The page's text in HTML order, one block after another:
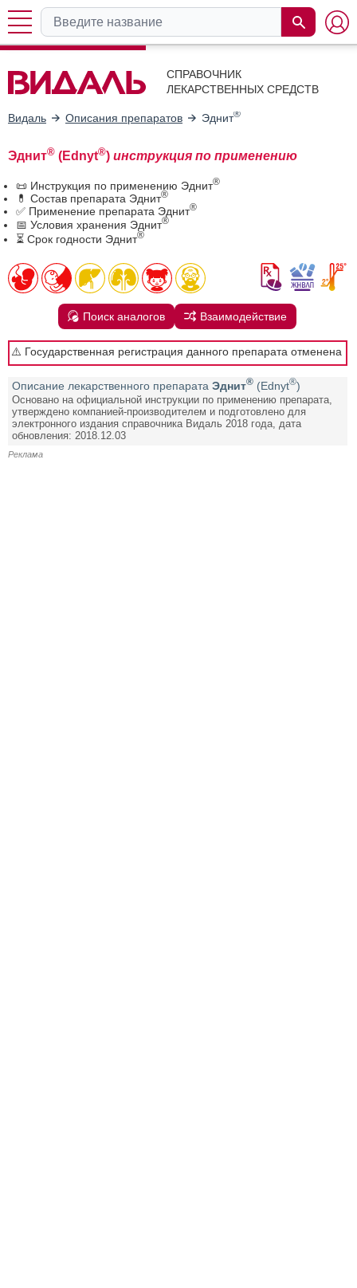
СПРАВОЧНИК
ЛЕКАРСТВЕННЫХ СРЕДСТВ
Видаль Описания препаратов Эднит®
Эднит® (Ednyt®) инструкция по применению
📜 Инструкция по применению Эднит®
💊 Состав препарата Эднит®
✅ Применение препарата Эднит®
📅 Условия хранения Эднит®
⏳ Срок годности Эднит®
Поиск аналогов Взаимодействие
⚠️ Государственная регистрация данного препарата отменена
Описание лекарственного препарата Эднит® (Ednyt®)
Основано на официальной инструкции по применению препарата,
утверждено компанией-производителем и подготовлено для
электронного издания справочника Видаль 2018 года, дата
обновления: 2018.12.03
Реклама